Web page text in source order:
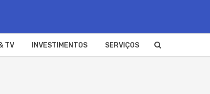
TV INVESTIMENTOS SERVIÇOS